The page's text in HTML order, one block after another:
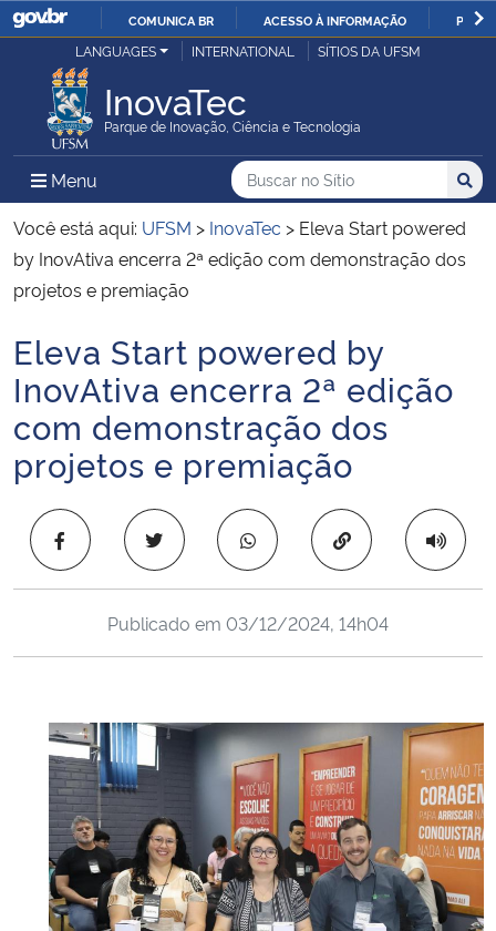
IR
COMUNICA BR ACESSO À INFORMAÇÃO
Ministério da Justiça e Segurança Pública
Ministério da Defesa
Ministério das Relações Exteriores
Ministério da Economia
Ministério da Infraestrutura
Ministério da Agricultura, Pecuária e Abastecimento
Ministério da Educação
Ministério da Cidadania
Ministério da Saúde
Ministério de Minas e Energia
Ministério do Meio Ambiente
Ministério do Turismo
Ministério do Desenvolvimento Regional
Controladoria-Geral da União
LANGUAGES INTERNATIONAL SÍTIOS DA UFSM
InovaTec
Parque de Inovação, Ciência e Tecnologia
Menu Menu Principal do Sítio
Busca
Buscar no no Sítio
Busca:
Você está aqui: UFSM > InovaTec > Eleva Start powered
by InovAtiva encerra 2ª edição com demonstração dos
projetos e premiação
Início do conteúdo
Eleva Start powered by
InovAtiva encerra 2ª edição
com demonstração dos
projetos e premiação
Copiar para área
Publicado em 03/12/2024, 14h04